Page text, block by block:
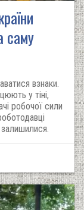
саму
взнаки.
у тіні,
робочої сили